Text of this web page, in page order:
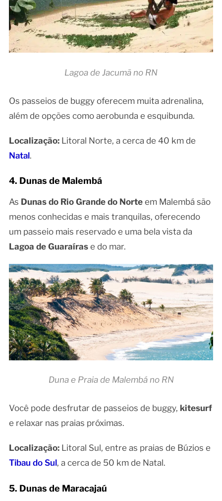
Lagoa de Jacumã no RN
Os passeios de buggy oferecem muita adrenalina,
além de opções como aerobunda e esquibunda.
Localização:Litoral Norte, a cerca de 40 km de
Natal.
4. Dunas de Malembá
As Dunas do Rio Grande do Norteem Malembá são
menos conhecidas e mais tranquilas, oferecendo
um passeio mais reservado e uma bela vista da
Lagoa de Guaraírase do mar.
Duna e Praia de Malembá no RN
Você pode desfrutar de passeios de buggy, kitesurf
e relaxar nas praias próximas.
Localização:Litoral Sul, entre as praias de Búzios e
Tibau do Sul, a cerca de 50 km de Natal.
5. Dunas de Maracajaú